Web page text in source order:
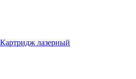
лазерный